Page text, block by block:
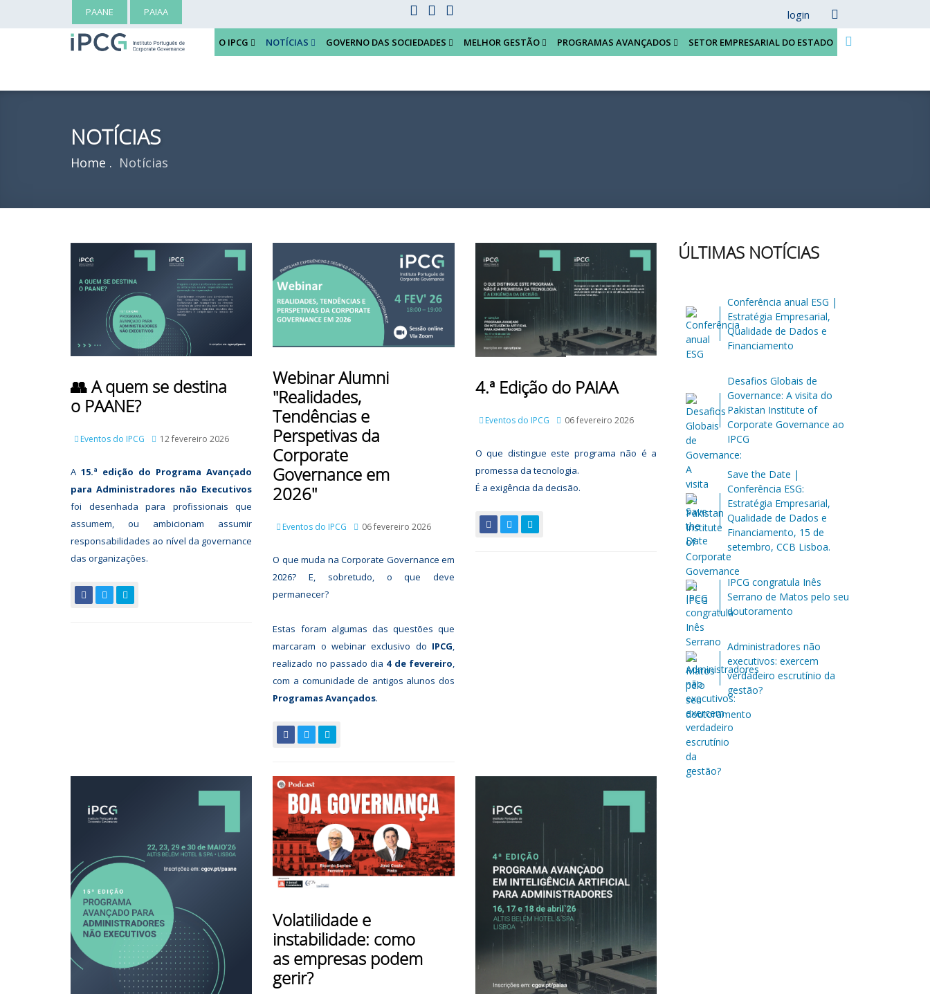
PAANE PAIAA login
O IPCG NOTÍCIAS GOVERNO DAS SOCIEDADES MELHOR GESTÃO PROGRAMAS AVANÇADOS SETOR EMPRESARIAL DO ESTADO
NOTÍCIAS
Home Notícias
👥 A quem se destina
o PAANE?
Eventos do IPCG 12 fevereiro 2026
A15.ª edição do Programa Avançado
para Administradores não Executivos
foi desenhada para profissionais que
assumem, ou ambicionam assumir
responsabilidades ao nível da governance
das organizações.
Webinar Alumni
"Realidades,
Tendências e
Perspetivas da
Corporate
Governance em
2026"
Eventos do IPCG 06 fevereiro 2026
O que muda na Corporate Governance em
2026? E, sobretudo, o que deve
permanecer?
Estas foram algumas das questões que
marcaram o webinar exclusivo do IPCG
realizado no passado dia 4 de fevereiro
com a comunidade de antigos alunos dos
Programas Avançados.
4.ª Edição do PAIAA
Eventos do IPCG 06 fevereiro 2026
O que distingue este programa não é a
promessa da tecnologia.
É a exigência da decisão.
Volatilidade e
instabilidade: como
as empresas podem
gerir?
ÚLTIMAS NOTÍCIAS
Conferência anual ESG |
Estratégia Empresarial,
Qualidade de Dados e
Financiamento
Desafios Globais de
Governance: A visita do
Pakistan Institute of
Corporate Governance ao
IPCG
Save the Date |
Conferência ESG:
Estratégia Empresarial,
Qualidade de Dados e
Financiamento, 15 de
setembro, CCB Lisboa.
IPCG congratula Inês
Serrano de Matos pelo seu
doutoramento
Administradores não
executivos: exercem
verdadeiro escrutínio da
gestão?